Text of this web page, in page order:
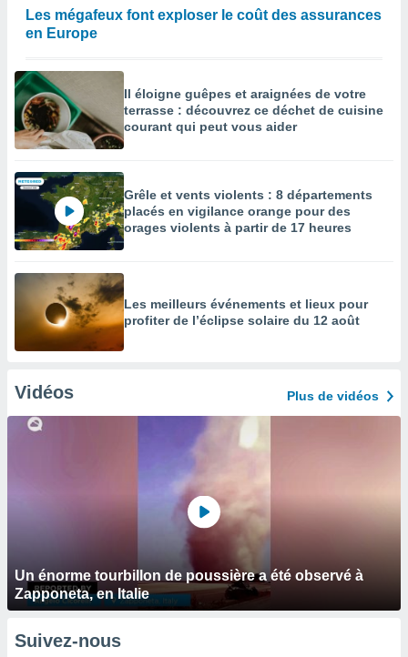
Les mégafeux font exploser le coût des assurances
en Europe
Il éloigne guêpes et araignées de votre
terrasse : découvrez ce déchet de cuisine
courant qui peut vous aider
Grêle et vents violents : 8 départements
placés en vigilance orange pour des
orages violents à partir de 17 heures
Les meilleurs événements et lieux pour
profiter de l’éclipse solaire du 12 août
Vidéos Plus de vidéos
Un énorme tourbillon de poussière a été observé à
Zapponeta, en Italie
Suivez-nous